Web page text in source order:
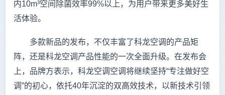
内10m³空间除菌效率99%以上，为用户带来更多美好生
活体验。
多款新品的发布，不仅丰富了科龙空调的产品矩
阵，还是科龙空调产品性能的一次全面升级。在发布会
上，品牌方表示，科龙空调空调将继续坚持“专注做好空
调”的初心，依托40年沉淀的双高效技术，以新技术引领